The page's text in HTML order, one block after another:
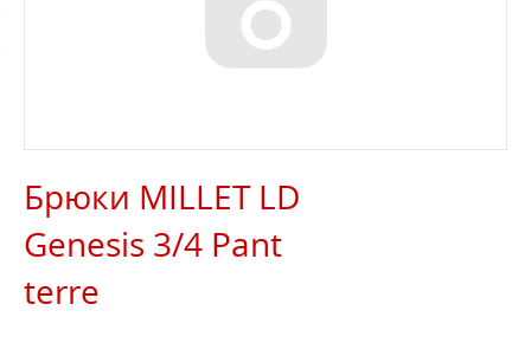
Брюки MILLET LD
Genesis 3/4 Pant
terre